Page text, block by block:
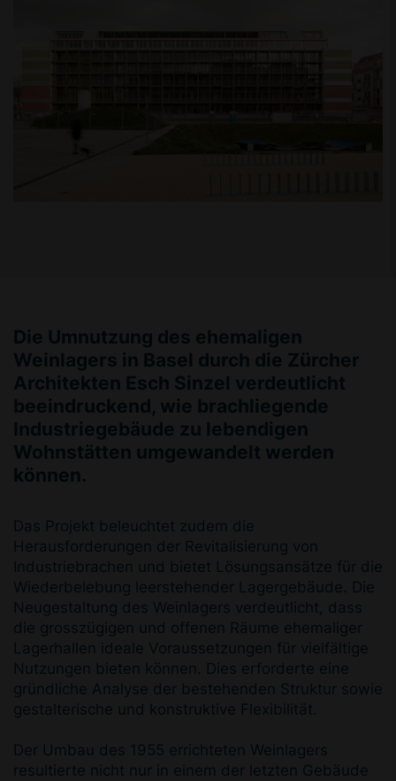
Die Umnutzung des ehemaligen
Weinlagers in Basel durch die Zürcher
Architekten Esch Sinzel verdeutlicht
beeindruckend, wie brachliegende
Industriegebäude zu lebendigen
Wohnstätten umgewandelt werden
können.
Das Projekt beleuchtet zudem die
Herausforderungen der Revitalisierung von
Industriebrachen und bietet Lösungsansätze für die
Wiederbelebung leerstehender Lagergebäude. Die
Neugestaltung des Weinlagers verdeutlicht, dass
die grosszügigen und offenen Räume ehemaliger
Lagerhallen ideale Voraussetzungen für vielfältige
Nutzungen bieten können. Dies erforderte eine
gründliche Analyse der bestehenden Struktur sowie
gestalterische und konstruktive Flexibilität.
Der Umbau des 1955 errichteten Weinlagers
resultierte nicht nur in einem der letzten Gebäude